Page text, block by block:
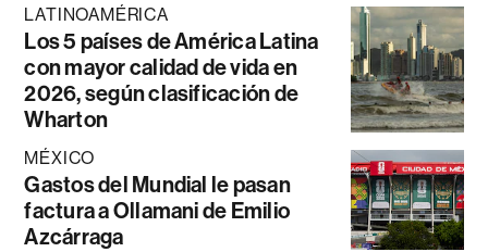
LATINOAMÉRICA
Los 5 países de América Latina
con mayor calidad de vida en
2026, según clasificación de
Wharton
MÉXICO
Gastos del Mundial le pasan
factura a Ollamani de Emilio
Azcárraga